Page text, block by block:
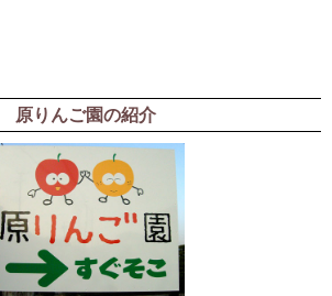
原りんご園の紹介